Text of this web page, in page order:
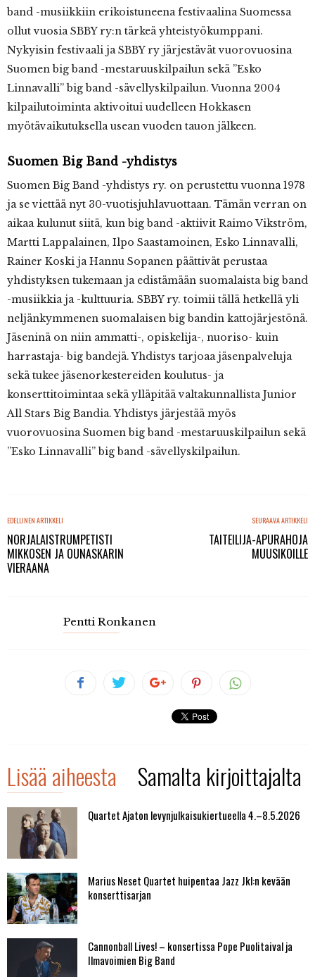
band -musiikkiin erikoistuneena festivaalina Suomessa
ollut vuosia SBBY ry:n tärkeä yhteistyökumppani.
Nykyisin festivaali ja SBBY ry järjestävät vuorovuosina
Suomen big band -mestaruuskilpailun sekä ”Esko
Linnavalli” big band -sävellyskilpailun. Vuonna 2004
kilpailutoiminta aktivoitui uudelleen Hokkasen
myötävaikutuksella usean vuoden tauon jälkeen.
Suomen Big Band -yhdistys
Suomen Big Band -yhdistys ry. on perustettu vuonna 1978
ja se viettää nyt 30-vuotisjuhlavuottaan. Tämän verran on
aikaa kulunut siitä, kun big band -aktiivit Raimo Vikström,
Martti Lappalainen, Ilpo Saastamoinen, Esko Linnavalli,
Rainer Koski ja Hannu Sopanen päättivät perustaa
yhdistyksen tukemaan ja edistämään suomalaista big band
-musiikkia ja -kulttuuria. SBBY ry. toimii tällä hetkellä yli
neljänkymmenen suomalaisen big bandin kattojärjestönä.
Jäseninä on niin ammatti-, opiskelija-, nuoriso- kuin
harrastaja- big bandejä. Yhdistys tarjoaa jäsenpalveluja
sekä tukee jäsenorkestereiden koulutus- ja
konserttitoimintaa sekä ylläpitää valtakunnallista Junior
All Stars Big Bandia. Yhdistys järjestää myös
vuorovuosina Suomen big band -mestaruuskilpailun sekä
”Esko Linnavalli” big band -sävellyskilpailun.
EDELLINEN ARTIKKELI
NORJALAISTRUMPETISTI
MIKKOSEN JA OUNASKARIN
VIERAANA
SEURAAVA ARTIKKELI
TAITEILIJA-APURAHOJA
MUUSIKOILLE
Pentti Ronkanen
Lisää aiheesta Samalta kirjoittajalta
Quartet Ajaton levynjulkaisukiertueella 4.–8.5.2026
Marius Neset Quartet huipentaa Jazz Jkl:n kevään
konserttisarjan
Cannonball Lives! – konsertissa Pope Puolitaival ja
Ilmavoimien Big Band